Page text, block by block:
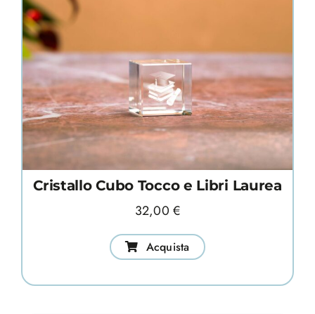
Cristallo Cubo Tocco e Libri Laurea
32,00€
Acquista